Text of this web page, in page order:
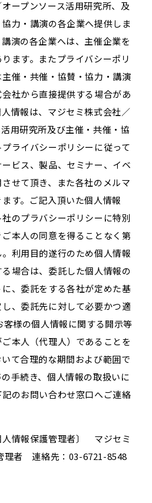
ープンソース活用研究所、及
力・講演の各企業へ提供しま
演の各企業へは、主催企業を
ます。またプライバシーポリ
催・共催・協賛・協力・講演
社から直接提供する場合があ
情報は、マジセミ株式会社／
用研究所及び主催・共催・協
ライバシーポリシーに従って
ビス、製品、セミナー、イベ
せて頂き、また各社のメルマ
す。ご記入頂いた個人情報
のプラバシーポリシーに特別
本人の同意を得ることなく第
利用目的遂行のため個人情報
場合は、委託した個人情報の
、委託をする各社が定めた基
、委託先に対して必要かつ適
様の個人情報に関する開示等
本人（代理人）であることを
て合理的な期間および範囲で
手続き、個人情報の取扱いに
のお問い合わせ窓口へご連絡
情報保護管理者〕 マジセミ
理者 連絡先：03-6721-8548